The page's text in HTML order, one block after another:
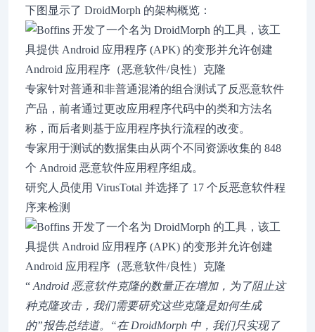
下图显示了 DroidMorph 的架构概览：
专家针对普通和非普通混淆的组合测试了反恶意软件
产品，前者通过更改应用程序代码中的类和方法名
称，而后者则基于应用程序执行流程的改变。
专家用于测试的数据集由从两个不同资源收集的 848
个 Android 恶意软件应用程序组成。
研究人员使用 VirusTotal 并选择了 17 个反恶意软件程
序来检测
“ Android 恶意软件克隆的数量正在增加，为了阻止这
种克隆攻击，我们需要研究这些克隆是如何生成
的”报告总结道。“在 DroidMorph 中，我们只实现了